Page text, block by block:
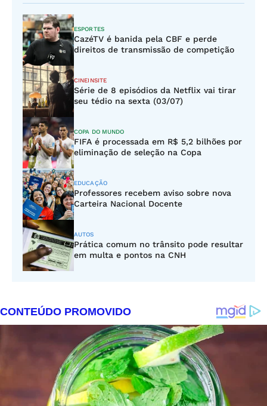
ESPORTES
CazéTV é banida pela CBF e perde
direitos de transmissão de competição
CINEINSITE
Série de 8 episódios da Netflix vai tirar
seu tédio na sexta (03/07)
COPA DO MUNDO
FIFA é processada em R$ 5,2 bilhões por
eliminação de seleção na Copa
EDUCAÇÃO
Professores recebem aviso sobre nova
Carteira Nacional Docente
AUTOS
Prática comum no trânsito pode resultar
em multa e pontos na CNH